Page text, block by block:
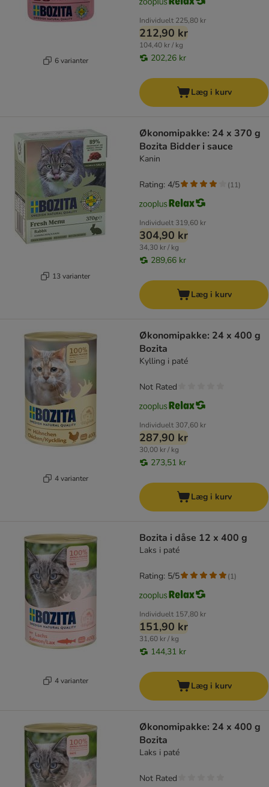
6 varianter
Individuelt 225,80 kr
212,90 kr
104,40 kr / kg
202,26 kr
Læg i kurv
13 varianter
Økonomipakke: 24 x 370 g
Bozita Bidder i sauce
Kanin
Individuelt 319,60 kr
304,90 kr
34,30 kr / kg
289,66 kr
Rating: 4/5 (11)
Læg i kurv
4 varianter
Økonomipakke: 24 x 400 g
Bozita
Kylling i paté
Individuelt 307,60 kr
287,90 kr
30,00 kr / kg
273,51 kr
Not Rated
Læg i kurv
4 varianter
Bozita i dåse 12 x 400 g
Laks i paté
Individuelt 157,80 kr
151,90 kr
31,60 kr / kg
144,31 kr
Rating: 5/5 (1)
Læg i kurv
Økonomipakke: 24 x 400 g
Bozita
Laks i paté
Not Rated